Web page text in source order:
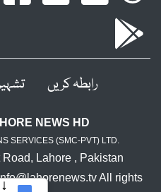
رابطہ کریں
NEWS HD
SERVICES (SMC-PVT) LTD.
Lahore , Pakistan
All rights